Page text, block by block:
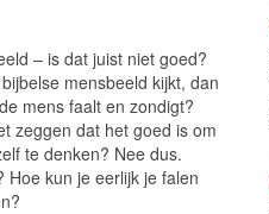
– is dat juist niet goed?
mensbeeld kijkt, dan
mens faalt en zondigt?
zeggen dat het goed is om
te denken? Nee dus.
Hoe kun je eerlijk je falen